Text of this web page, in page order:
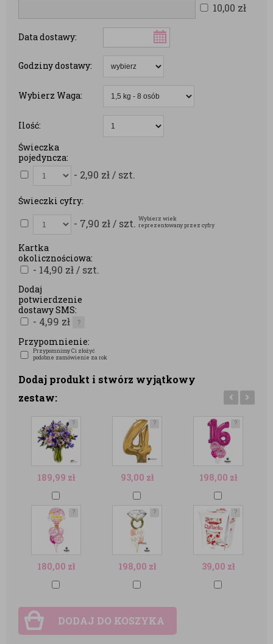
10,00 zł
Data dostawy:
Godziny dostawy:
Wybierz Waga:
Ilość:
Świeczka
pojedyncza:
- 2,90 zł / szt.
Świeczki cyfry:
- 7,90 zł / szt. Wybierz wiek
reprezentowany przez cyfry
Kartka
okolicznościowa:
- 14,90 zł / szt.
Dodaj
potwierdzenie
dostawy SMS:
- 4,99 zł ?
Przypomnienie:
Przypomnimy Ci złożyć
podobne zamówienie za rok
Dodaj produkt i stwórz wyjątkowy
zestaw:
?
189,99 zł
?
180,00 zł
?
93,00 zł
?
198,00 zł
?
198,00 zł
?
39,00 zł
DODAJ DO KOSZYKA